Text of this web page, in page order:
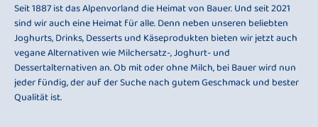
Seit 1887 ist das Alpenvorland die Heimat von Bauer. Und seit 2021
sind wir auch eine Heimat für alle. Denn neben unseren beliebten
Joghurts, Drinks, Desserts und Käseprodukten bieten wir jetzt auch
vegane Alternativen wie Milchersatz-, Joghurt- und
Dessertalternativen an. Ob mit oder ohne Milch, bei Bauer wird nun
jeder fündig, der auf der Suche nach gutem Geschmack und bester
Qualität ist.